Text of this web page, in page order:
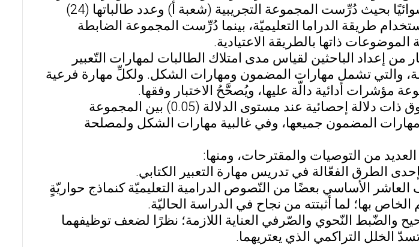
شعبتيّ الدراسة وتوزيعهما على عشوائيًا بحيث دُرِّست المجموعة التجريبية (شعبة أ) وعدد طالباتها (24)
طريقة الدراما التعليميّة، بينما دُرِّست المجموعة الضابطة
من إعداد الباحثين لقياس مدى امتلاك الطالبات لمهارات التّعبير
والتي تشمل مهارات المضمون ومهارات الشكل. ولكلِّ مهارة فرعية
أدائية دالّة عليها، ويُصحَّحُ الاختبار وفقها.
أشارت نتائج الدراسة إلى وجود فروق ذات دلالة إحصائية عند مستوى الدلالة (0.05) بين المجموعة
المضمون جميعها، وفي غالبية مهارات الشكل ولمصلحة
من التوصيات والمقترحات، ومنها:
العاشر الأساسي بعضًا من النّصوص الدرامية التعليميّة كنماذج حواريّةٍ
بها؛ لما أثبتته من نجاح في الدراسة الحاليّة.
والضّبط النّحوي والصّرفي العناية اللازمة؛ نظرًا لضعف توظيفهما
الخلل التراكمي الذي يعتريهما.